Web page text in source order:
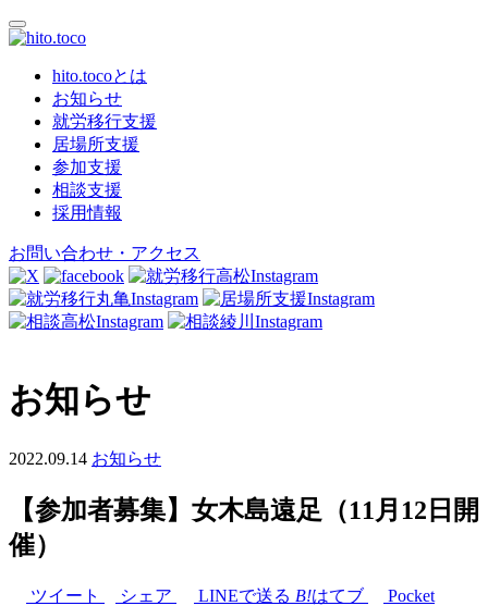
hito.tocoとは
お知らせ
就労移行支援
居場所支援
参加支援
相談支援
採用情報
お問い合わせ・アクセス
お知らせ
2022.09.14 お知らせ
【参加者募集】女木島遠足（11月12日開
催）
ツイート シェア LINEで送る B!はてブ Pocket